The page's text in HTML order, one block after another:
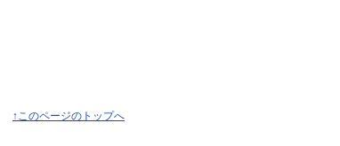
↑このページのトップへ